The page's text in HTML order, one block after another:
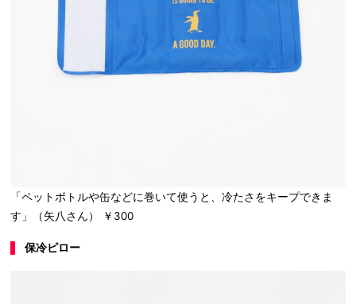
「ペットボトルや缶などに巻いて使うと、冷たさをキープできま
す」（矢八さん） ￥300
保冷ピロー